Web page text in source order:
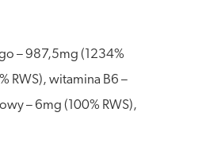
– 987,5mg (1234%
RWS), witamina B6 –
– 6mg (100% RWS),